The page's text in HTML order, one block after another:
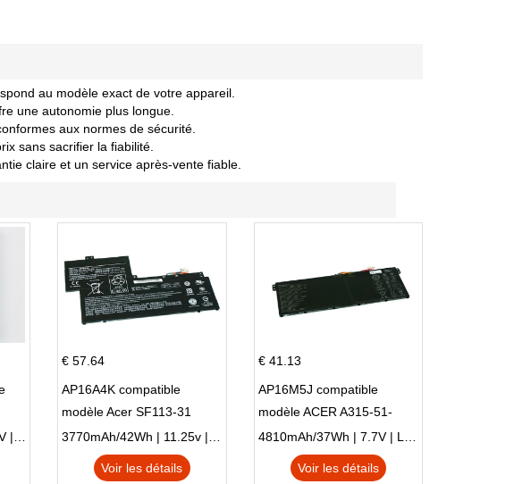
au modèle exact de votre appareil.
une autonomie plus longue.
aux normes de sécurité.
sans sacrifier la fiabilité.
claire et un service après-vente fiable.
€ 57.64
AP16A4K compatible
modèle Acer SF113-31
AO1-132 NE132
Voir les détails
€ 41.13
AP16M5J compatible
modèle ACER A315-51-
51SL N17Q1 SERIES
Voir les détails